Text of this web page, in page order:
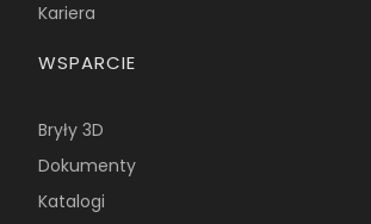
Kariera
WSPARCIE
Bryły 3D
Dokumenty
Katalogi